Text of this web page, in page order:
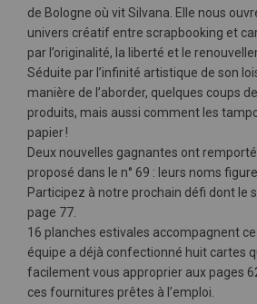
de Bologne où vit Silvana. Elle nous
univers créatif entre scrapbooking et
par l’originalité, la liberté et le
Séduite par l’infinité artistique de son
manière de l’aborder, quelques coups
produits, mais aussi comment les
papier !
Deux nouvelles gagnantes ont
proposé dans le n° 69 : leurs noms
Participez à notre prochain défi dont le
page 77.
16 planches estivales accompagnent
équipe a déjà confectionné huit cartes
facilement vous approprier aux pages
ces fournitures prêtes à l’emploi.